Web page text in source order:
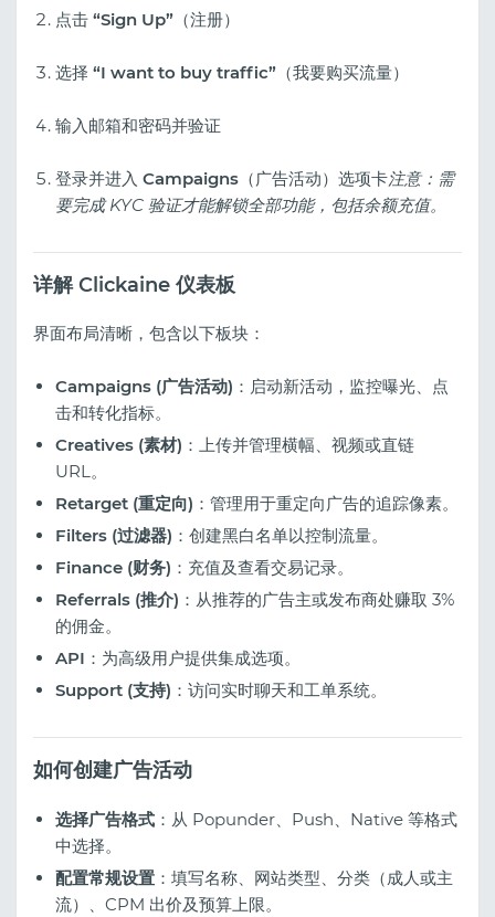
点击 “Sign Up” （注册）
选择 “I want to buy traffic” （我要购买流量）
输入邮箱和密码并验证
登录并进入 Campaigns （广告活动）选项卡注意：需
要完成 KYC 验证才能解锁全部功能，包括余额充值。
详解 Clickaine 仪表板
界面布局清晰，包含以下板块：
Campaigns (广告活动) ：启动新活动，监控曝光、点
击和转化指标。
Creatives (素材) ：上传并管理横幅、视频或直链
URL。
Retarget (重定向) ：管理用于重定向广告的追踪像素。
Filters (过滤器) ：创建黑白名单以控制流量。
Finance (财务) ：充值及查看交易记录。
Referrals (推介) ：从推荐的广告主或发布商处赚取 3%
的佣金。
API ：为高级用户提供集成选项。
Support (支持) ：访问实时聊天和工单系统。
如何创建广告活动
选择广告格式 ：从 Popunder、Push、Native 等格式
中选择。
配置常规设置 ：填写名称、网站类型、分类（成人或主
流）、CPM 出价及预算上限。